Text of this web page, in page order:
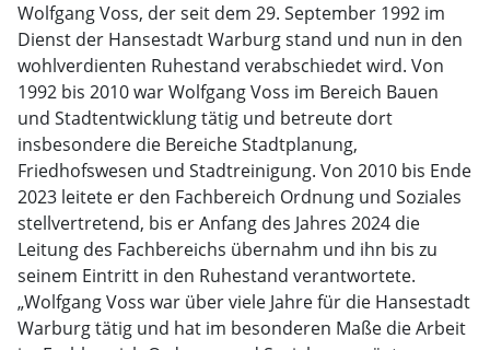
Wolfgang Voss, der seit dem 29. September 1992 im
Dienst der Hansestadt Warburg stand und nun in den
wohlverdienten Ruhestand verabschiedet wird. Von
1992 bis 2010 war Wolfgang Voss im Bereich Bauen
und Stadtentwicklung tätig und betreute dort
insbesondere die Bereiche Stadtplanung,
Friedhofswesen und Stadtreinigung. Von 2010 bis Ende
2023 leitete er den Fachbereich Ordnung und Soziales
stellvertretend, bis er Anfang des Jahres 2024 die
Leitung des Fachbereichs übernahm und ihn bis zu
seinem Eintritt in den Ruhestand verantwortete.
„Wolfgang Voss war über viele Jahre für die Hansestadt
Warburg tätig und hat im besonderen Maße die Arbeit